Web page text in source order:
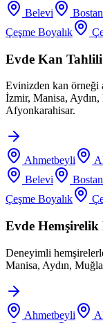
Belevi
Çeşme Boyalık
Evde Kan Tahlili
Evinizden kan örneği
İzmir, Manisa,
Afyonkarahisar.
Ahmetbeyli
Belevi
Çeşme Boyalık
Evde Hemşirelik
Deneyimli
Manisa, Aydın,
Ahmetbeyli